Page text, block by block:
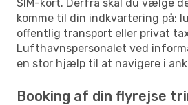
SIM-kort. Derfra skal du vælge
komme til din indkvartering på:
offentlig transport eller privat
Lufthavnspersonalet ved
en stor hjælp til at navigere i
Booking af din flyrejse